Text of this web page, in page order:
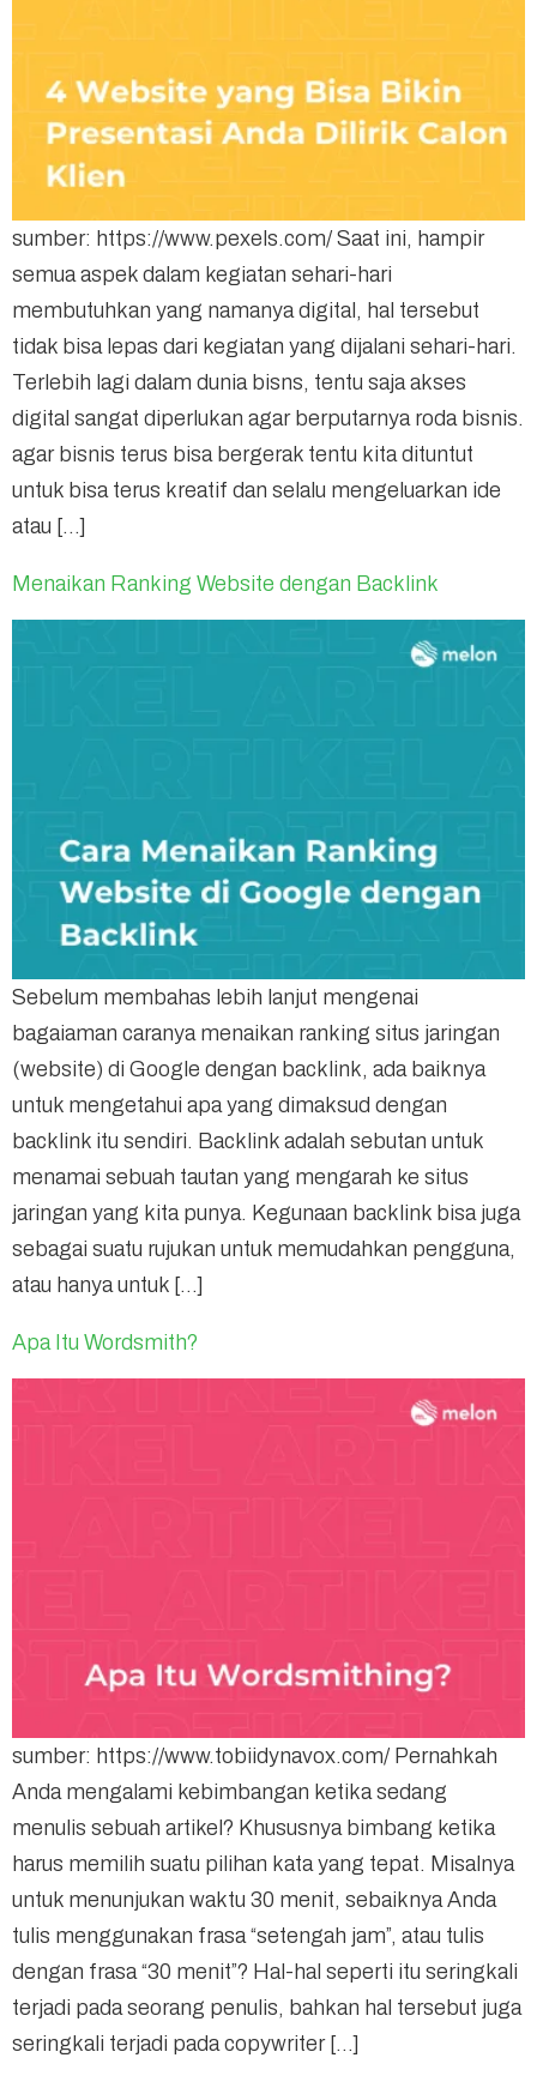
sumber: https://www.pexels.com/ Saat ini, hampir
semua aspek dalam kegiatan sehari-hari
membutuhkan yang namanya digital, hal tersebut
tidak bisa lepas dari kegiatan yang dijalani sehari-hari.
Terlebih lagi dalam dunia bisns, tentu saja akses
digital sangat diperlukan agar berputarnya roda bisnis.
agar bisnis terus bisa bergerak tentu kita dituntut
untuk bisa terus kreatif dan selalu mengeluarkan ide
atau […]
Menaikan Ranking Website dengan Backlink
Sebelum membahas lebih lanjut mengenai
bagaiaman caranya menaikan ranking situs jaringan
(website) di Google dengan backlink, ada baiknya
untuk mengetahui apa yang dimaksud dengan
backlink itu sendiri. Backlink adalah sebutan untuk
menamai sebuah tautan yang mengarah ke situs
jaringan yang kita punya. Kegunaan backlink bisa juga
sebagai suatu rujukan untuk memudahkan pengguna,
atau hanya untuk […]
Apa Itu Wordsmith?
sumber: https://www.tobiidynavox.com/ Pernahkah
Anda mengalami kebimbangan ketika sedang
menulis sebuah artikel? Khususnya bimbang ketika
harus memilih suatu pilihan kata yang tepat. Misalnya
untuk menunjukan waktu 30 menit, sebaiknya Anda
tulis menggunakan frasa “setengah jam”, atau tulis
dengan frasa “30 menit”? Hal-hal seperti itu seringkali
terjadi pada seorang penulis, bahkan hal tersebut juga
seringkali terjadi pada copywriter […]